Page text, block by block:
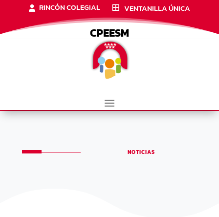
RINCÓN COLEGIAL VENTANILLA ÚNICA
CPEESM
NOTICIAS